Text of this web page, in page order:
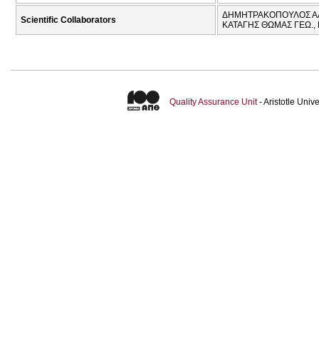
Scientific Collaborators
ΔΗΜΗΤΡΑΚΟΠΟΥΛΟΣ
ΚΑΤΑΓΗΣ ΘΩΜΑΣ
Quality Assurance Unit- Aristotle